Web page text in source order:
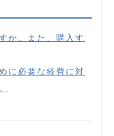
か。また、購入す
に必要な経費に対